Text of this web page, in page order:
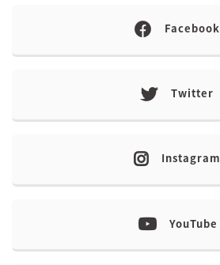
Facebook
Twitter
Instagram
YouTube